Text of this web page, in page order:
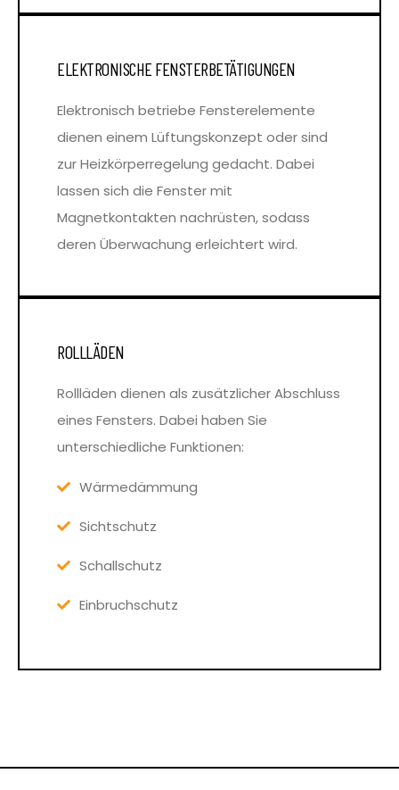
ELEKTRONISCHE FENSTERBETÄTIGUNGEN
Elektronisch betriebe Fensterelemente
dienen einem Lüftungskonzept oder sind
zur Heizkörperregelung gedacht. Dabei
lassen sich die Fenster mit
Magnetkontakten nachrüsten, sodass
deren Überwachung erleichtert wird.
ROLLLÄDEN
Rollläden dienen als zusätzlicher Abschluss
eines Fensters. Dabei haben Sie
unterschiedliche Funktionen:
Wärmedämmung
Sichtschutz
Schallschutz
Einbruchschutz